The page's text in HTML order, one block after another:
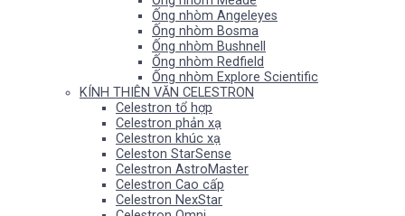
Ống nhòm Angeleyes
Ống nhòm Bosma
Ống nhòm Bushnell
Ống nhòm Redfield
Ống nhòm Explore Scientific
KÍNH THIÊN VĂN CELESTRON
Celestron tổ hợp
Celestron phản xạ
Celestron khúc xạ
Celeston StarSense
Celestron AstroMaster
Celestron Cao cấp
Celestron NexStar